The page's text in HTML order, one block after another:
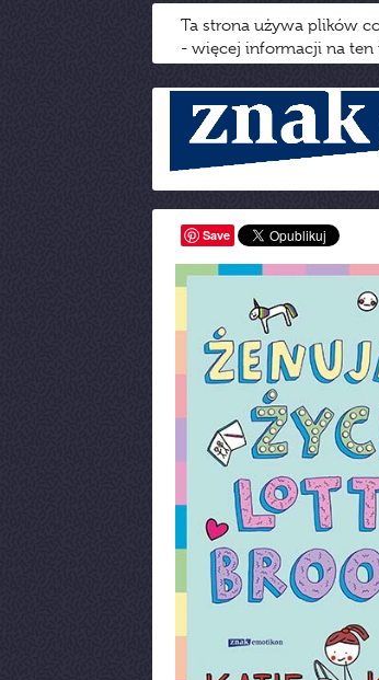
Ta strona używa plików
- więcej informacji na ten
Save